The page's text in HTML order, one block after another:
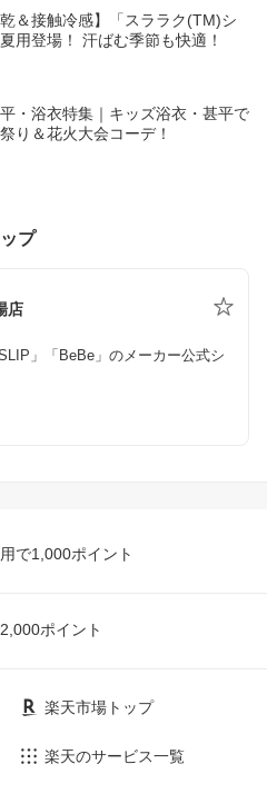
乾＆接触冷感】「スララク(TM)シ
用登場！ 汗ばむ季節も快適！
・浴衣特集｜キッズ浴衣・甚平で
り＆花火大会コーデ！
プ
店
」「BeBe」のメーカー公式シ
で1,000ポイント
ポイント
楽天市場トップ
楽天のサービス一覧